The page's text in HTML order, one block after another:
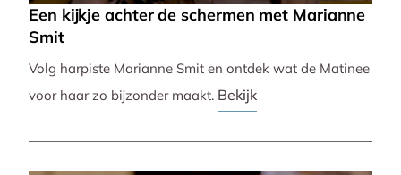
Een kijkje achter de schermen met Marianne
Smit
Volg harpiste Marianne Smit en ontdek wat de Matinee
voor haar zo bijzonder maakt. Bekijk